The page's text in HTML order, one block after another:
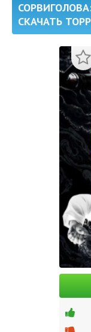
СКАЧАТЬ